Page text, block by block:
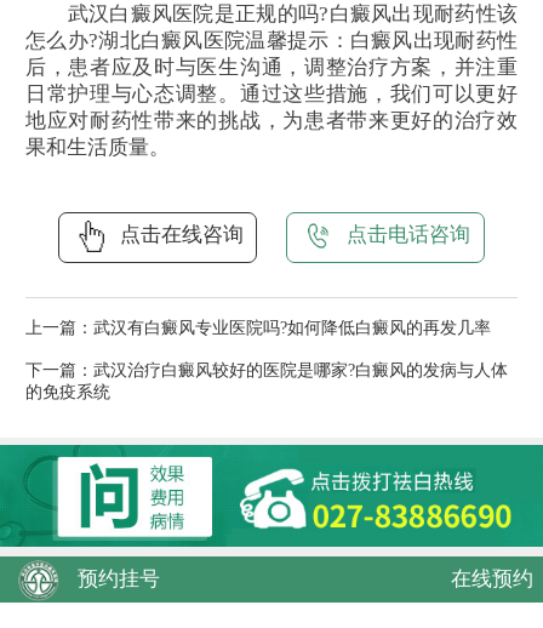
武汉白癜风医院是正规的吗?白癜风出现耐药性该
怎么办?湖北白癜风医院温馨提示：白癜风出现耐药性
后，患者应及时与医生沟通，调整治疗方案，并注重
日常护理与心态调整。通过这些措施，我们可以更好
地应对耐药性带来的挑战，为患者带来更好的治疗效
果和生活质量。
点击在线咨询 点击电话咨询
上一篇： 武汉有白癜风专业医院吗?如何降低白癜风的再发几率
下一篇： 武汉治疗白癜风较好的医院是哪家?白癜风的发病与人体
的免疫系统
预约挂号 在线预约